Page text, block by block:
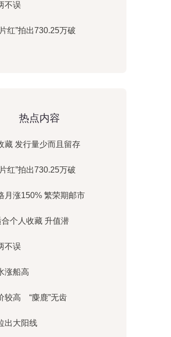
不误
红”拍出730.25万破
热点内容
藏 发行量少而且留存
红”拍出730.25万破
月涨150% 繁荣期邮市
合个人收藏 升值潜
不误
涨船高
较高 “麋鹿”无齿
出大阳线